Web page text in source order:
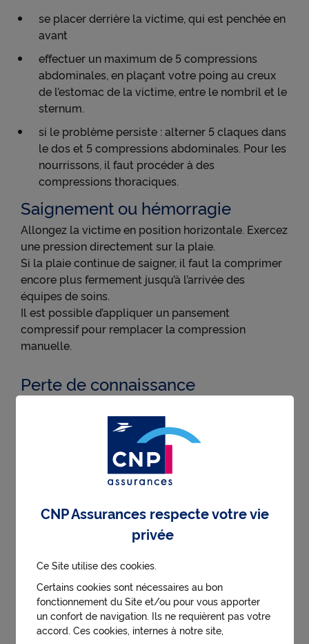
se placer derrière la victime, qui est penchée en
avant
effectuer un maximum de 5 compressions
abdominales, en plaçant votre poing au creux
de l’estomac de la victime, entre le nombril et le
sternum.
si le problème persiste : alterner 5 claques dans
le dos et 5 compressions abdominales. Pour les
nourrissons, il faut procéder à des
compressions thoraciques.
Saignement ou hémorragie
Allongez la victime en position horizontale. Exercez
une pression directement sur la plaie.
Si la plaie continue de saigner, il faut la comprimer
encore plus fermement jusqu’à l’arrivée des
équipes de soins.
Il est possible d’appliquer un pansement
compressif pour remplacer la compression
manuelle.
Perte de connaissance
allongez-la sur le côté, la tête vers le bas en
maintenant l’alignement de la colonne vertébrale.
C’est la position latérale de sécurité, dite PLS. Enfin
alertez les secours.
Malaise ou arrêt cardiaque
Vérifiez si la victime réagit et respire. Alertez ou
d‘urgence et d’apporter un défibrillateur
automatisé externe.
En attendant les secours, démarrez un massage
cardiaque :
CNP Assurances respecte votre vie
privée
Ce Site utilise des cookies.
Certains cookies sont nécessaires au bon
fonctionnement du Site et/ou pour vous apporter
un confort de navigation. Ils ne requièrent pas votre
accord. Ces cookies, internes à notre site,